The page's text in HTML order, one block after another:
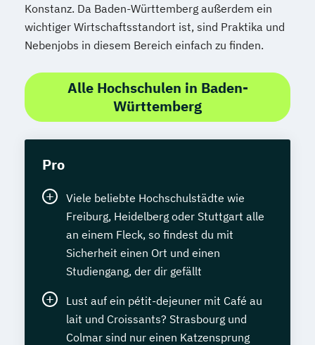
Konstanz. Da Baden-Württemberg außerdem ein
wichtiger Wirtschaftsstandort ist, sind Praktika und
Nebenjobs in diesem Bereich einfach zu finden.
Alle Hochschulen in Baden-
Württemberg
Pro
Viele beliebte Hochschulstädte wie
Freiburg, Heidelberg oder Stuttgart alle
an einem Fleck, so findest du mit
Sicherheit einen Ort und einen
Studiengang, der dir gefällt
Lust auf ein pétit-dejeuner mit Café au
lait und Croissants? Strasbourg und
Colmar sind nur einen Katzensprung